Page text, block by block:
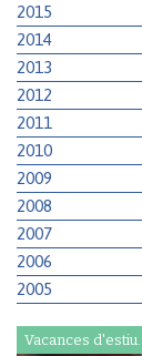
2015
2014
2013
2012
2011
2010
2009
2008
2007
2006
2005
Vacances d'estiu.